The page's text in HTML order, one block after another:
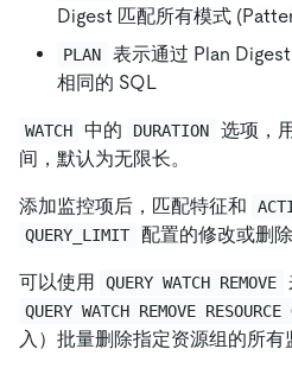
Digest 匹配所有模式
PLAN
表示通过 Plan
相同的 SQL
WATCH 中的 DURATION
选项，
间，默认为无限长。
添加监控项后，匹配特征和
QUERY_LIMIT 配置的修改或删
可以使用 QUERY WATCH REMOVE
QUERY WATCH REMOVE RESOURCE
入）批量删除指定资源组的所有